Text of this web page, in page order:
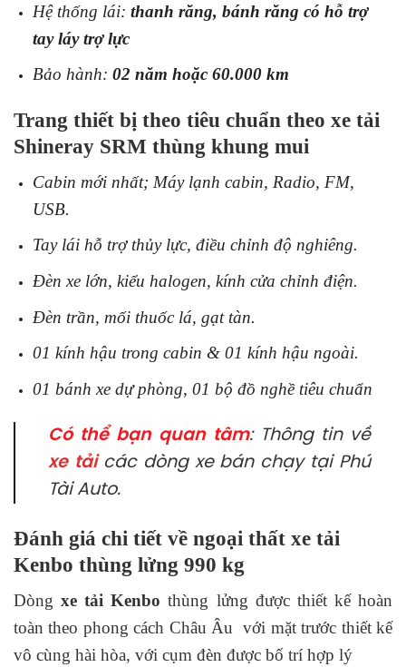
Hệ thống lái: thanh răng, bánh răng có hỗ trợ
tay láy trợ lực
Bảo hành: 02 năm hoặc 60.000 km
Trang thiết bị theo tiêu chuẩn theo xe tải
Shineray SRM thùng khung mui
Cabin mới nhất; Máy lạnh cabin, Radio, FM,
USB.
Tay lái hỗ trợ thủy lực, điều chỉnh độ nghiêng.
Đèn xe lớn, kiểu halogen, kính cửa chỉnh điện.
Đèn trần, mối thuốc lá, gạt tàn.
01 kính hậu trong cabin & 01 kính hậu ngoài.
01 bánh xe dự phòng, 01 bộ đồ nghề tiêu chuẩn
Có thể bạn quan tâm: Thông tin về
xe tảicác dòng xe bán chạy tại Phú
Tài Auto.
Đánh giá chi tiết về ngoại thất xe tải
Kenbo thùng lửng 990 kg
Dòngxe tải Kenbo thùng lửng được thiết kế hoàn
toàn theo phong cách Châu Âu với mặt trước thiết kế
vô cùng hài hòa, với cụm đèn được bố trí hợp lý